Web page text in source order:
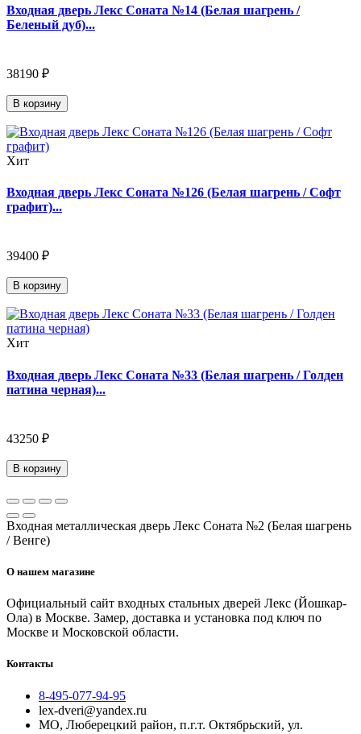
Входная дверь Лекс Соната №14 (Белая шагрень /
Беленый дуб)...
38190 ₽
В корзину
Хит
Входная дверь Лекс Соната №126 (Белая шагрень / Софт
графит)...
39400 ₽
В корзину
Хит
Входная дверь Лекс Соната №33 (Белая шагрень / Голден
патина черная)...
43250 ₽
В корзину
Входная металлическая дверь Лекс Соната №2 (Белая шагрень
/ Венге)
О нашем магазине
Официальный сайт входных стальных дверей Лекс (Йошкар-
Ола) в Москве. Замер, доставка и установка под ключ по
Москве и Московской области.
Контакты
8-495-077-94-95
lex-dveri@yandex.ru
МО, Люберецкий район, п.г.т. Октябрьский, ул.